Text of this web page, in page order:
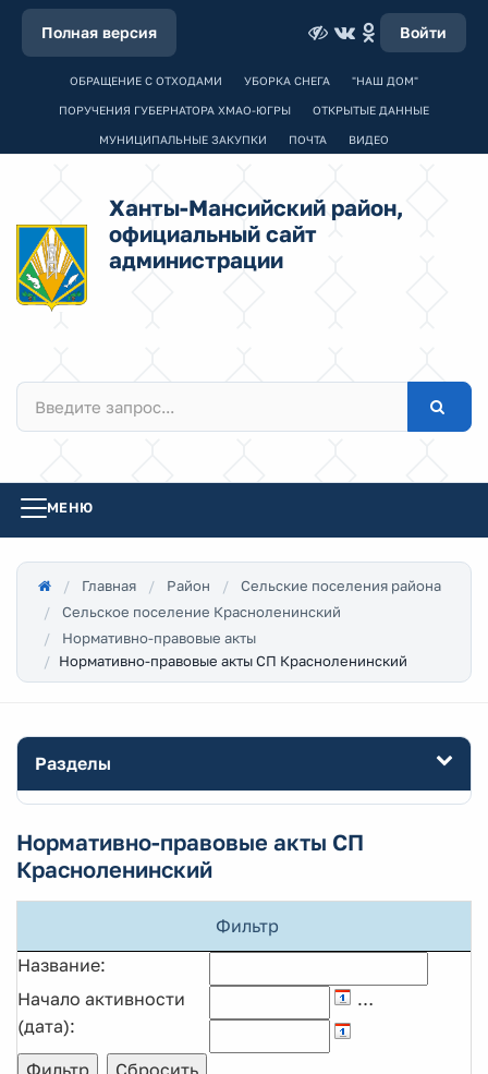
Полная версия Войти
ОБРАЩЕНИЕ С ОТХОДАМИ УБОРКА СНЕГА "НАШ ДОМ"
ПОРУЧЕНИЯ ГУБЕРНАТОРА ХМАО-ЮГРЫ ОТКРЫТЫЕ ДАННЫЕ
МУНИЦИПАЛЬНЫЕ ЗАКУПКИ ПОЧТА ВИДЕО
Ханты-Мансийский район,
официальный сайт
администрации
МЕНЮ
Главная Район
Сельские поселения района
Сельское поселение Красноленинский
Нормативно-правовые акты
Нормативно-правовые акты СП Красноленинский
Разделы
Нормативно-правовые акты СП
Красноленинский
Фильтр
Название:
Начало активности
(дата):
…